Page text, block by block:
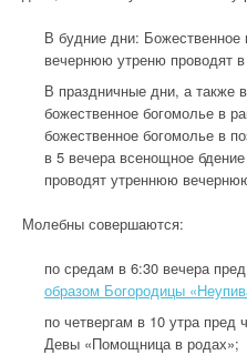
В будние дни: Божественное
вечернюю утреню проводят
В праздничные дни, а также
божественное богомолье в
божественное богомолье в
в 5 вечера всенощное
проводят утреннюю
Молебны совершаются:
по средам в 6:30 вечера
образом Богородицы
по четвергам в 10 утра
Девы «Помощница в родах»;